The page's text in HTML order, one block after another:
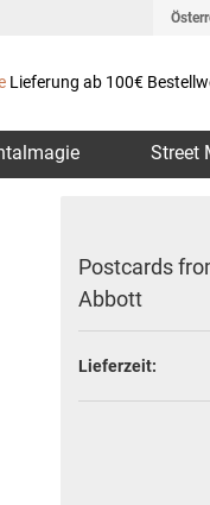
Lieferung ab 100€
Street
Postcards
Abbott
Lieferzeit: